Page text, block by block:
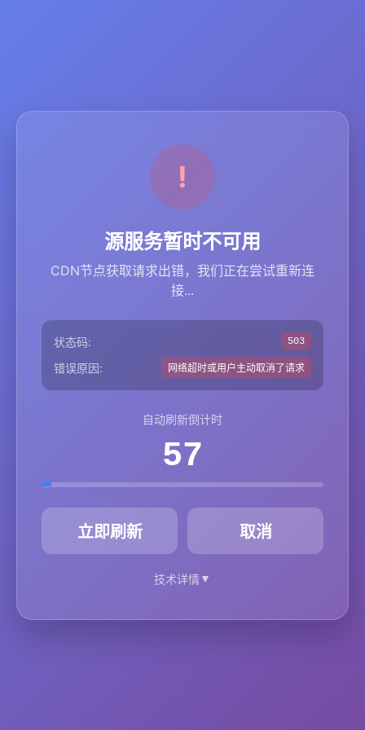
源服务暂时不可用
CDN节点获取请求出错，我们正在尝试重新连
接...
状态码: 503
错误原因: 网络超时或用户主动取消了请求
自动刷新倒计时
57
立即刷新 取消
技术详情▼